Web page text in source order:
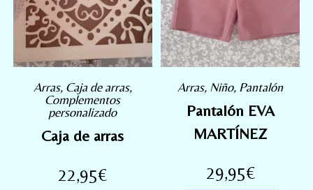
Arras, Caja de arras,
Complementos
personalizado
Caja de arras
22,95€
Arras, Niño, Pantalón
Pantalón EVA
MARTÍNEZ
29,95€